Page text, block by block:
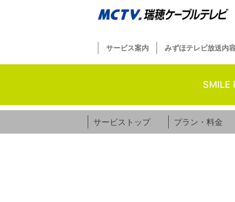
サービス案内 みずほテレビ放送内
SMILE
サービストップ プラン・料金